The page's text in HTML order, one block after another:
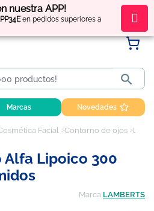
nuestra APP!
en pedidos superiores a
puntos por tus compras

Marcas Novedades
Facial Contorno de ojos
Alfa Lipoico 300
Marca LAMBERTS